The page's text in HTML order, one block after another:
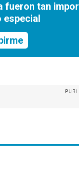
fueron tan
especial